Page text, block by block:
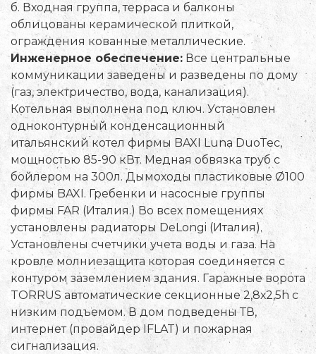
б. Входная группа, терраса и балконы
облицованы керамической плиткой,
ограждения кованные металлические.
Инженерное обеспечение: Все центральные
коммуникации заведены и разведены по дому
(газ, электричество, вода, канализация).
Котельная выполнена под ключ. Установлен
одноконтурный конденсационный
итальянский котел фирмы BAXI Luna DuoTec,
мощностью 85-90 кВт. Медная обвязка труб с
бойлером на 300л. Дымоходы пластиковые Ø100
фирмы BAXI. Гребенки и насосные группы
фирмы FAR (Италия.) Во всех помещениях
установлены радиаторы DeLongi (Италия).
Установлены счетчики учета воды и газа. На
кровле молниезащита которая соединяется с
контуром заземлением здания. Гаражные ворота
TORRUS автоматические секционные 2,8х2,5h с
низким подъемом. В дом подведены ТВ,
интернет (провайдер IFLAT) и пожарная
сигнализация.